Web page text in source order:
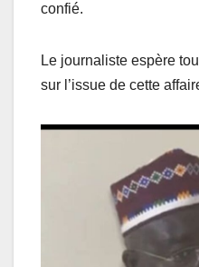
confié.
Le journaliste espère
sur l’issue de cette